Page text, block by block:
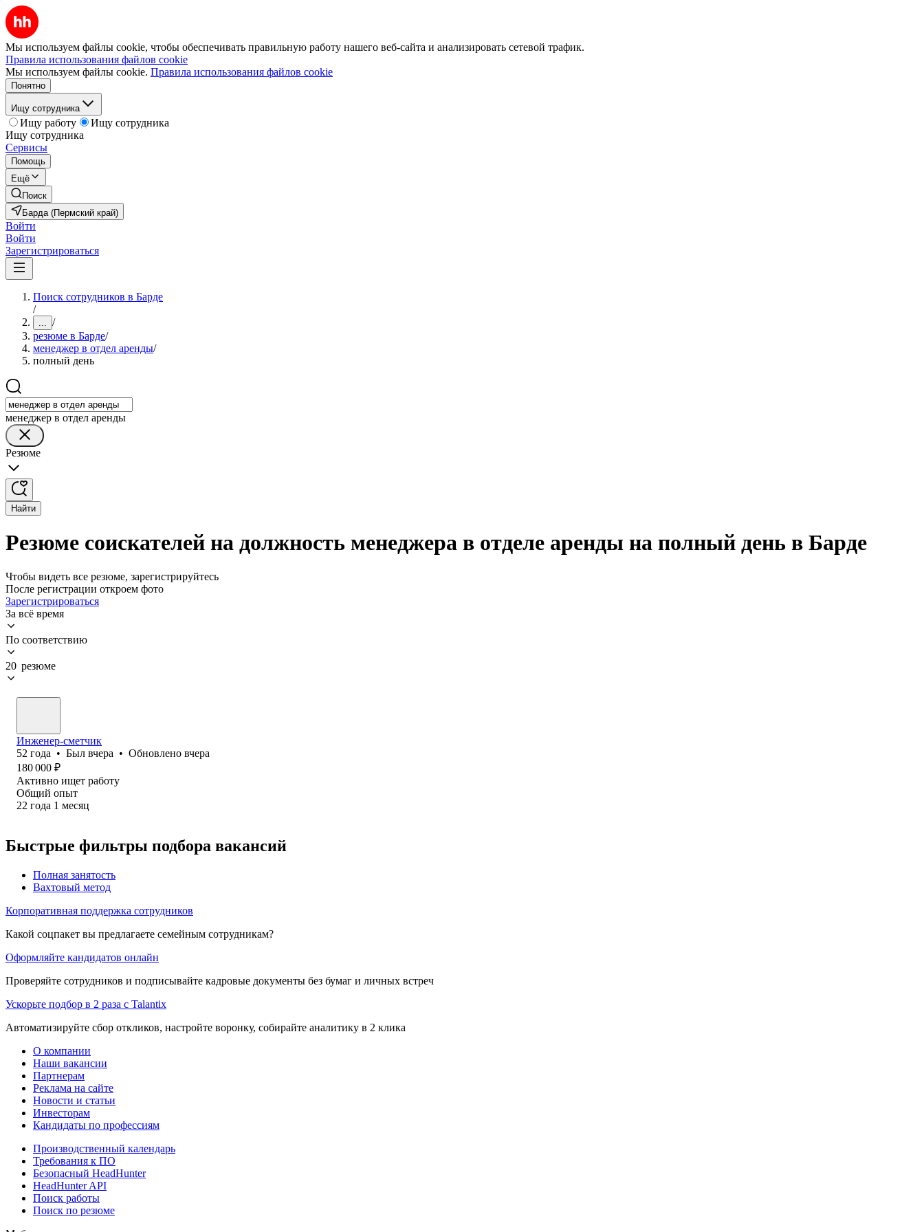
Мы используем файлы cookie, чтобы обеспечивать правильную работу нашего веб-сайта и анализировать сетевой трафик.
Правила использования файлов cookie
Мы используем файлы cookie. Правила использования файлов cookie
Понятно
Ищу сотрудника
Ищу работу
Ищу сотрудника
Ищу сотрудника
Сервисы
Помощь
Ещё
Поиск
Барда (Пермский край)
Войти
Войти
Зарегистрироваться
Поиск сотрудников в Барде
/
... /
резюме в Барде/
менеджер в отдел аренды/
полный день
менеджер в отдел аренды
Резюме
Найти
Резюме соискателей на должность менеджера в отделе аренды на полный день в Барде
Чтобы видеть все резюме, зарегистрируйтесь
После регистрации откроем фото
Зарегистрироваться
За всё время
По соответствию
20 резюме
Инженер-сметчик
52 года • Был вчера • Обновлено вчера
180 000 ₽
Активно ищет работу
Общий опыт
22 года 1 месяц
Быстрые фильтры подбора вакансий
Полная занятость
Вахтовый метод
Корпоративная поддержка сотрудников
Какой соцпакет вы предлагаете семейным сотрудникам?
Оформляйте кандидатов онлайн
Проверяйте сотрудников и подписывайте кадровые документы без бумаг и личных встреч
Ускорьте подбор в 2 раза с Talantix
Автоматизируйте сбор откликов, настройте воронку, собирайте аналитику в 2 клика
О компании
Наши вакансии
Партнерам
Реклама на сайте
Новости и статьи
Инвесторам
Кандидаты по профессиям
Производственный календарь
Требования к ПО
Безопасный HeadHunter
HeadHunter API
Поиск работы
Поиск по резюме